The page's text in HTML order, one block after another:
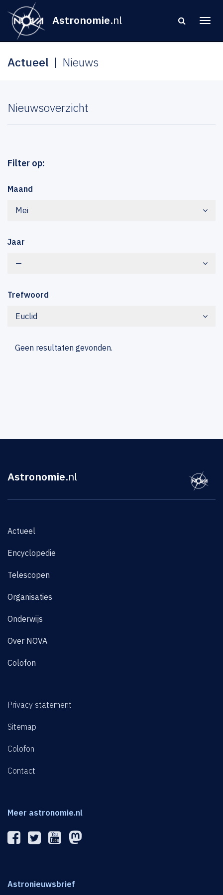
Astronomie.nl
Actueel Nieuws
Nieuwsoverzicht
Filter op:
Maand
Mei
Jaar
—
Trefwoord
Euclid
Geen resultaten gevonden.
Astronomie.nl
Actueel
Encyclopedie
Telescopen
Organisaties
Onderwijs
Over NOVA
Colofon
Privacy statement
Sitemap
Colofon
Contact
Meer astronomie.nl
Astronieuwsbrief